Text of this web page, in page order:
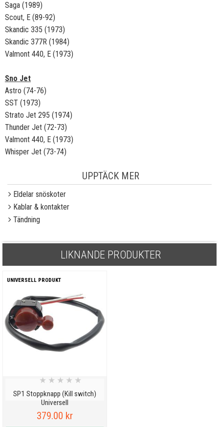
Saga (1989)
Scout, E (89-92)
Skandic 335 (1973)
Skandic 377R (1984)
Valmont 440, E (1973)
Sno Jet
Astro (74-76)
SST (1973)
Strato Jet 295 (1974)
Thunder Jet (72-73)
Valmont 440, E (1973)
Whisper Jet (73-74)
UPPTÄCK MER
Eldelar snöskoter
Kablar & kontakter
Tändning
LIKNANDE PRODUKTER
UNIVERSELL PRODUKT
SP1 Stoppknapp (Kill switch)
Universell
★ ★ ★ ★ ★
379.00 kr